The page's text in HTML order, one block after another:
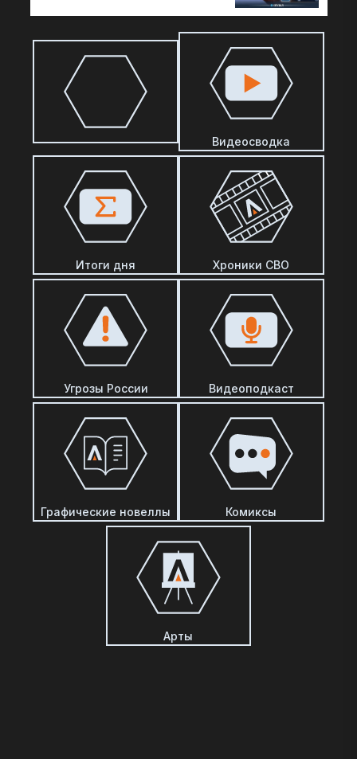
Видеосводка
Итоги дня Хроники СВО
Угрозы России Видеоподкаст
Графические новеллы Комиксы
Арты